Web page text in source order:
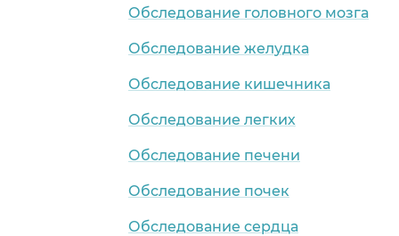
Обследование головного мозга
Обследование желудка
Обследование кишечника
Обследование легких
Обследование печени
Обследование почек
Обследование сердца